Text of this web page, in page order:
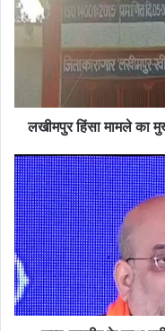
का
मुख्य
आरोपित
अस्पताल
लखीमपुर हिंसा मामले का
जम्मू-
कश्मीर
के
साथ
नही
होगा
अन्याय,
विकास
का